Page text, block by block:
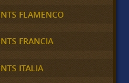
FLAMENCO
FRANCIA
ITALIA